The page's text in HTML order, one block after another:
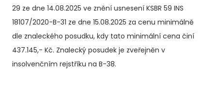
29 ze dne 14.08.2025 ve znění usnesení KSBR 59 INS
18107/2020-B-31 ze dne 15.08.2025 za cenu minimálně
dle znaleckého posudku, kdy tato minimální cena činí
437.145,- Kč. Znalecký posudek je zveřejněn v
insolvenčním rejstříku na B-38.